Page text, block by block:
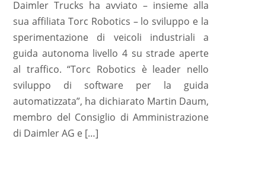
Daimler Trucks ha avviato – insieme alla
sua affiliata Torc Robotics – lo sviluppo e la
sperimentazione di veicoli industriali a
guida autonoma livello 4 su strade aperte
al traffico. “Torc Robotics è leader nello
sviluppo di software per la guida
automatizzata”, ha dichiarato Martin Daum,
membro del Consiglio di Amministrazione
di Daimler AG e […]